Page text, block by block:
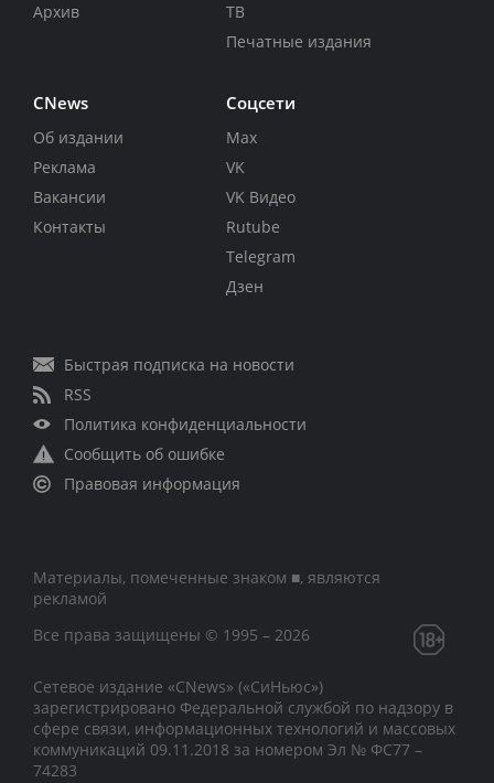
Архив
ТВ
Печатные издания
CNews
Об издании
Реклама
Вакансии
Контакты
Соцсети
Max
VK
VK Видео
Rutube
Telegram
Дзен
Быстрая подписка на новости
RSS
Политика конфиденциальности
Сообщить об ошибке
Правовая информация
Материалы, помеченные знаком ■, являются
рекламой
Все права защищены © 1995 – 2026
Сетевое издание «CNews» («СиНьюс»)
зарегистрировано Федеральной службой по надзору в
сфере связи, информационных технологий и массовых
коммуникаций 09.11.2018 за номером Эл № ФС77 –
74283